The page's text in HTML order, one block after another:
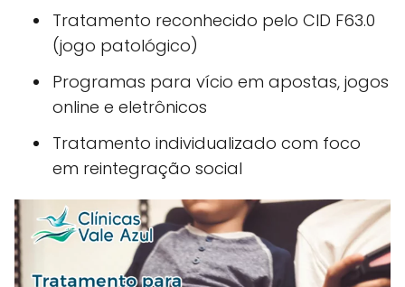
Tratamento reconhecido pelo CID F63.0
(jogo patológico)
Programas para vício em apostas, jogos
online e eletrônicos
Tratamento individualizado com foco
em reintegração social